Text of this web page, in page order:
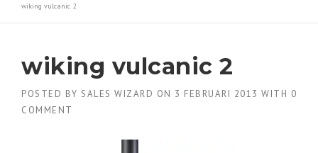
wiking vulcanic 2
wiking vulcanic 2
POSTED BY SALES WIZARD ON 3 FEBRUARI 2013 WITH 0
COMMENT